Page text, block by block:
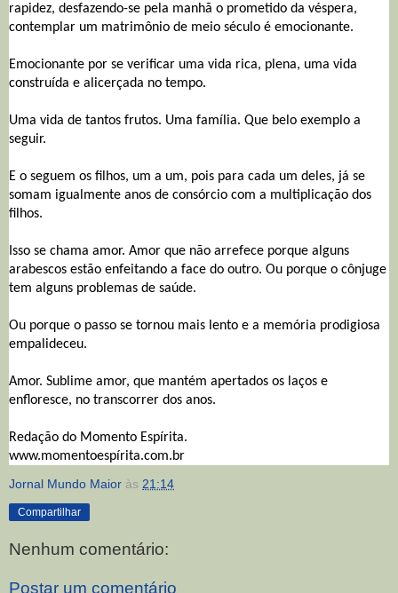
rapidez, desfazendo-se pela manhã o prometido da véspera,
contemplar um matrimônio de meio século é emocionante.
Emocionante por se verificar uma vida rica, plena, uma vida
construída e alicerçada no tempo.
Uma vida de tantos frutos. Uma família. Que belo exemplo a
seguir.
E o seguem os filhos, um a um, pois para cada um deles, já se
somam igualmente anos de consórcio com a multiplicação dos
filhos.
Isso se chama amor. Amor que não arrefece porque alguns
arabescos estão enfeitando a face do outro. Ou porque o cônjuge
tem alguns problemas de saúde.
Ou porque o passo se tornou mais lento e a memória prodigiosa
empalideceu.
Amor. Sublime amor, que mantém apertados os laços e
enfloresce, no transcorrer dos anos.
Redação do Momento Espírita.
www.momentoespírita.com.br
Jornal Mundo Maior às 21:14
Compartilhar
Nenhum comentário:
Postar um comentário